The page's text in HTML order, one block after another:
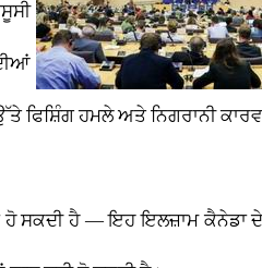
ਫਿਸ਼ਿੰਗ ਹਮਲੇ ਅਤੇ ਨਿਗਰਾਨੀ
ਹੋ ਸਕਦੀ ਹੈ — ਇਹ ਇਲਜ਼ਾਮ ਕੈਨੇਡਾ